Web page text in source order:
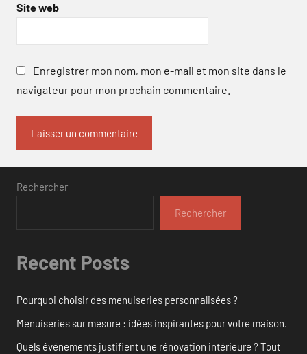
Site web
Enregistrer mon nom, mon e-mail et mon site dans le
navigateur pour mon prochain commentaire.
Rechercher
Rechercher
Recent Posts
Pourquoi choisir des menuiseries personnalisées ?
Menuiseries sur mesure : idées inspirantes pour votre maison.
Quels événements justifient une rénovation intérieure ? Tout